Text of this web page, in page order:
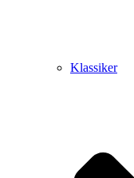
Klassiker